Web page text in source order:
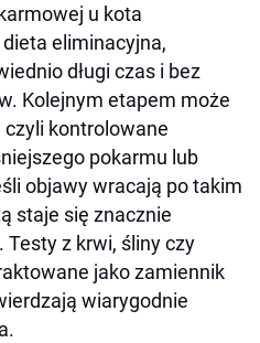
u kota
eliminacyjna,
długi czas i bez
Kolejnym etapem może
czyli kontrolowane
pokarmu lub
objawy wracają po takim
staje się znacznie
Testy z krwi, śliny czy
jako zamiennik
wiarygodnie